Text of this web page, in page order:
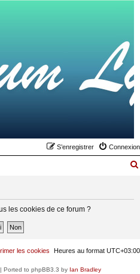
Connexion
S’enregistrer
les cookies de ce forum ?
Heures au format UTC+03:00
les cookies
Ported to phpBB3.3 by Ian Bradley